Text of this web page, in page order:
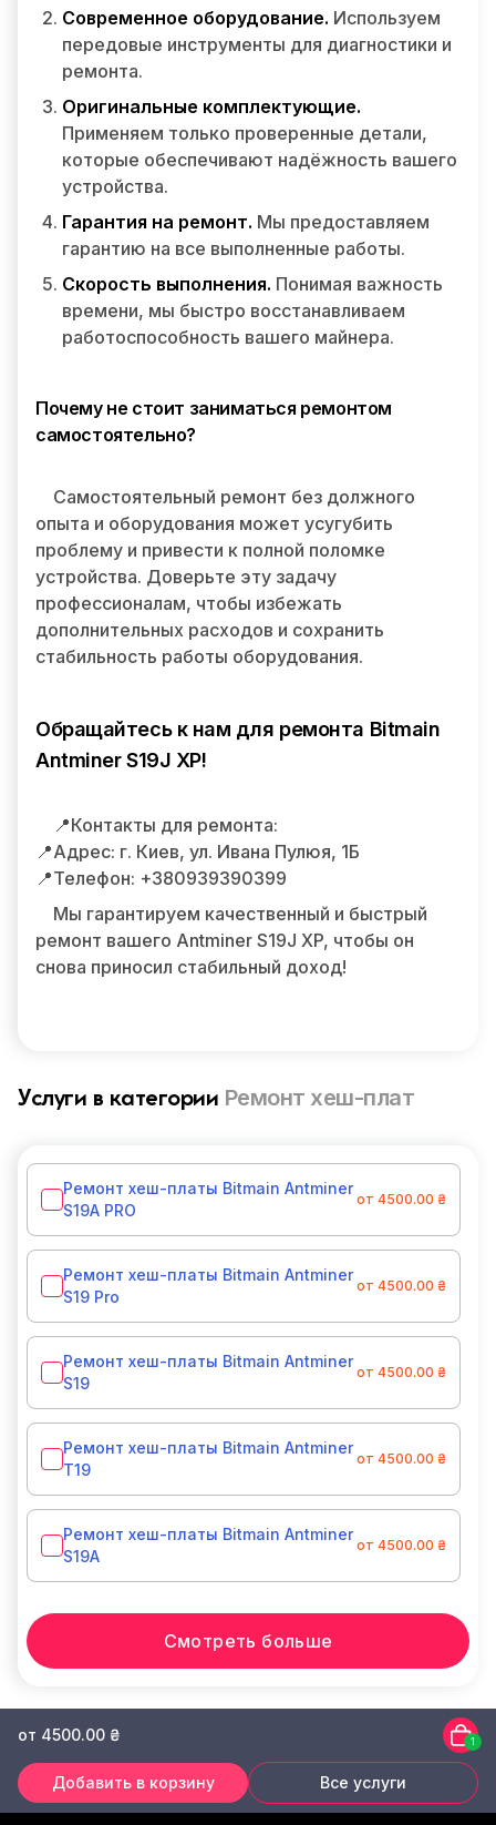
Современное оборудование. Используем
передовые инструменты для диагностики и
ремонта.
Оригинальные комплектующие.
Применяем только проверенные детали,
которые обеспечивают надёжность вашего
устройства.
Гарантия на ремонт. Мы предоставляем
гарантию на все выполненные работы.
Скорость выполнения. Понимая важность
времени, мы быстро восстанавливаем
работоспособность вашего майнера.
Почему не стоит заниматься ремонтом
самостоятельно?
Самостоятельный ремонт без должного
опыта и оборудования может усугубить
проблему и привести к полной поломке
устройства. Доверьте эту задачу
профессионалам, чтобы избежать
дополнительных расходов и сохранить
стабильность работы оборудования.
Обращайтесь к нам для ремонта Bitmain
Antminer S19J XP!
📍Контакты для ремонта:
📍Адрес: г. Киев, ул. Ивана Пулюя, 1Б
📍Телефон: +380939390399
Мы гарантируем качественный и быстрый
ремонт вашего Antminer S19J XP, чтобы он
снова приносил стабильный доход!
Услуги в категории Ремонт хеш-плат
Ремонт хеш-платы Bitmain Antminer
S19A PRO
от 4500.00 ₴
Ремонт хеш-платы Bitmain Antminer
S19 Pro
от 4500.00 ₴
Ремонт хеш-платы Bitmain Antminer
S19
от 4500.00 ₴
Ремонт хеш-платы Bitmain Antminer
T19
от 4500.00 ₴
Ремонт хеш-платы Bitmain Antminer
S19A
от 4500.00 ₴
Смотреть больше
от 4500.00 ₴ 1
Добавить в корзину Все услуги